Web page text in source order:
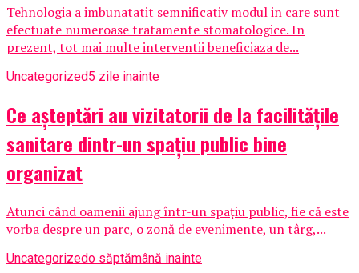
Tehnologia a imbunatatit semnificativ modul in care sunt
efectuate numeroase tratamente stomatologice. In
prezent, tot mai multe interventii beneficiaza de...
Uncategorized5 zile inainte
Ce așteptări au vizitatorii de la facilitățile
sanitare dintr-un spațiu public bine
organizat
Atunci când oamenii ajung într-un spațiu public, fie că este
vorba despre un parc, o zonă de evenimente, un târg,...
Uncategorizedo săptămână inainte